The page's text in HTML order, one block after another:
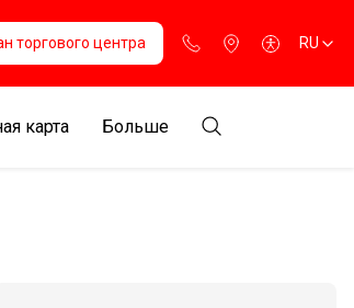
торгового центра RU
карта Больше